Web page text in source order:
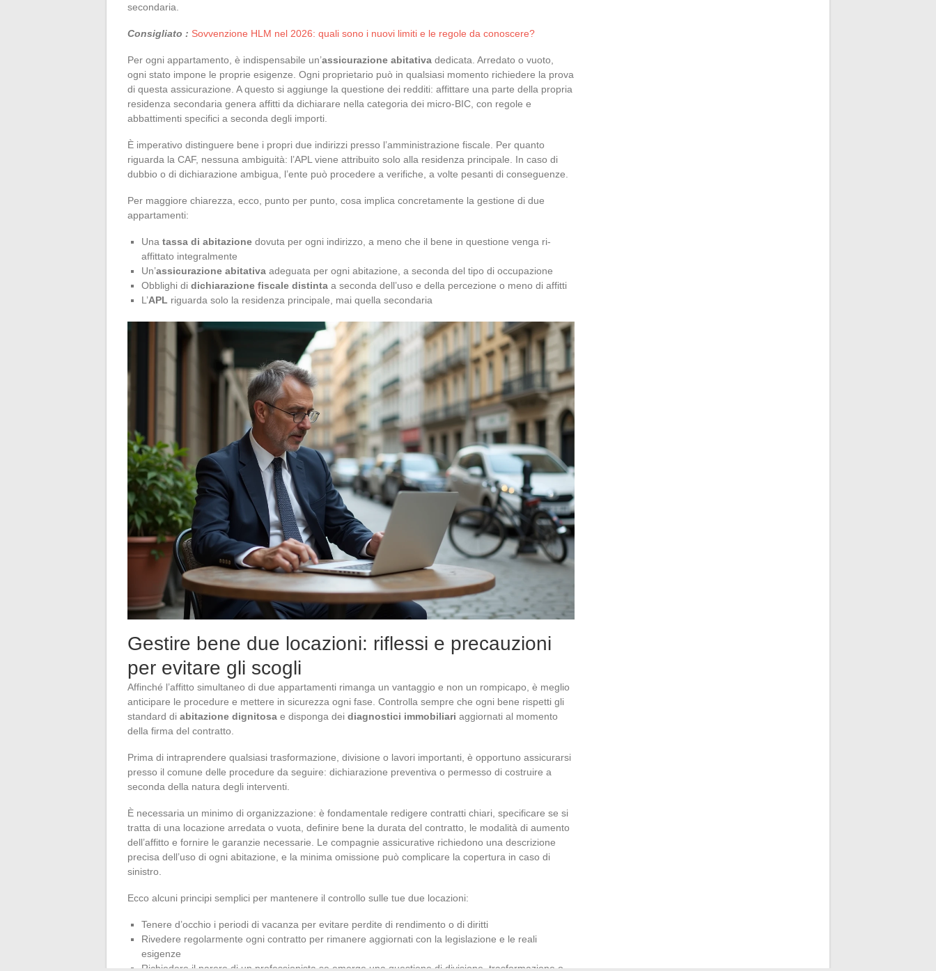
secondaria.
Consigliato : Sovvenzione HLM nel 2026: quali sono i nuovi limiti e le regole da conoscere?
Per ogni appartamento, è indispensabile un’assicurazione abitativa dedicata. Arredato o vuoto,
ogni stato impone le proprie esigenze. Ogni proprietario può in qualsiasi momento richiedere la prova
di questa assicurazione. A questo si aggiunge la questione dei redditi: affittare una parte della propria
residenza secondaria genera affitti da dichiarare nella categoria dei micro-BIC, con regole e
abbattimenti specifici a seconda degli importi.
È imperativo distinguere bene i propri due indirizzi presso l’amministrazione fiscale. Per quanto
riguarda la CAF, nessuna ambiguità: l’APL viene attribuito solo alla residenza principale. In caso di
dubbio o di dichiarazione ambigua, l’ente può procedere a verifiche, a volte pesanti di conseguenze.
Per maggiore chiarezza, ecco, punto per punto, cosa implica concretamente la gestione di due
appartamenti:
Una tassa di abitazione dovuta per ogni indirizzo, a meno che il bene in questione venga ri-
affittato integralmente
Un’assicurazione abitativa adeguata per ogni abitazione, a seconda del tipo di occupazione
Obblighi di dichiarazione fiscale distinta a seconda dell’uso e della percezione o meno di affitti
L’APL riguarda solo la residenza principale, mai quella secondaria
Gestire bene due locazioni: riflessi e precauzioni
per evitare gli scogli
Affinché l’affitto simultaneo di due appartamenti rimanga un vantaggio e non un rompicapo, è meglio
anticipare le procedure e mettere in sicurezza ogni fase. Controlla sempre che ogni bene rispetti gli
standard di abitazione dignitosa e disponga dei diagnostici immobiliari aggiornati al momento
della firma del contratto.
Prima di intraprendere qualsiasi trasformazione, divisione o lavori importanti, è opportuno assicurarsi
presso il comune delle procedure da seguire: dichiarazione preventiva o permesso di costruire a
seconda della natura degli interventi.
È necessaria un minimo di organizzazione: è fondamentale redigere contratti chiari, specificare se si
tratta di una locazione arredata o vuota, definire bene la durata del contratto, le modalità di aumento
dell’affitto e fornire le garanzie necessarie. Le compagnie assicurative richiedono una descrizione
precisa dell’uso di ogni abitazione, e la minima omissione può complicare la copertura in caso di
sinistro.
Ecco alcuni principi semplici per mantenere il controllo sulle tue due locazioni:
Tenere d’occhio i periodi di vacanza per evitare perdite di rendimento o di diritti
Rivedere regolarmente ogni contratto per rimanere aggiornati con la legislazione e le reali
esigenze
Richiedere il parere di un professionista se emerge una questione di divisione, trasformazione o